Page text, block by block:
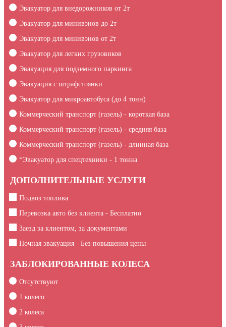
Эвакуатор для внедорожников от 2т
Эвакуатор для минивэнов до 2т
Эвакуатор для минивэнов от 2т
Эвакуатор для легких грузовиков
Эвакуация для подземного паркинга
Эвакуация c штрафстоянки
Эвакуатор для микроавтобуса (до 4 тонн)
Коммерческий транспорт (газель) - короткая база
Коммерческий транспорт (газель) - средняя база
Коммерческий транспорт (газель) - длинная база
*Эвакуатор для спецтехники - 1 тонна
ДОПОЛНИТЕЛЬНЫЕ УСЛУГИ
Подвоз топлива
Перевозка авто без клиента - Бесплатно
Заезд за клиентом, за документами
Ночная эвакуация - Без повышения цены
ЗАБЛОКИРОВАННЫЕ КОЛЕСА
Отсутствуют
1 колесо
2 колеса